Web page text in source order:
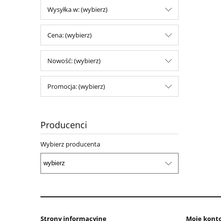
Wysyłka w: (wybierz)
Cena: (wybierz)
Nowość: (wybierz)
Promocja: (wybierz)
Producenci
Wybierz producenta
Strony informacyjne Moje